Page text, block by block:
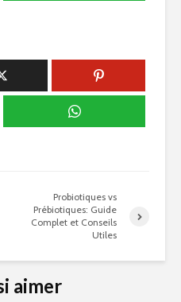
Probiotiques vs
Prébiotiques: Guide
Complet et Conseils
Utiles
aimer